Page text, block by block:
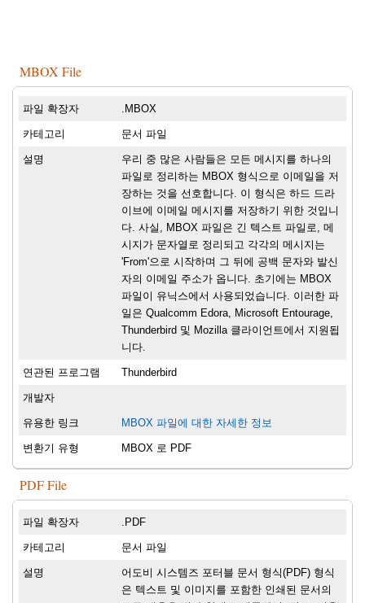
MBOX File
파일 확장자 .MBOX
카테고리 문서 파일
설명
우리 중 많은 사람들은 모든 메시지를 하나의
파일로 정리하는 MBOX 형식으로 이메일을 저
장하는 것을 선호합니다. 이 형식은 하드 드라
이브에 이메일 메시지를 저장하기 위한 것입니
다. 사실, MBOX 파일은 긴 텍스트 파일로, 메
시지가 문자열로 정리되고 각각의 메시지는
'From'으로 시작하며 그 뒤에 공백 문자와 발신
자의 이메일 주소가 옵니다. 초기에는 MBOX
파일이 유닉스에서 사용되었습니다. 이러한 파
일은 Qualcomm Edora, Microsoft Entourage,
Thunderbird 및 Mozilla 클라이언트에서 지원됩
니다.
연관된 프로그램 Thunderbird
개발자
유용한 링크 MBOX 파일에 대한 자세한 정보
변환기 유형 MBOX 로 PDF
PDF File
파일 확장자 .PDF
카테고리 문서 파일
설명
어도비 시스템즈 포터블 문서 형식(PDF) 형식
은 텍스트 및 이미지를 포함한 인쇄된 문서의